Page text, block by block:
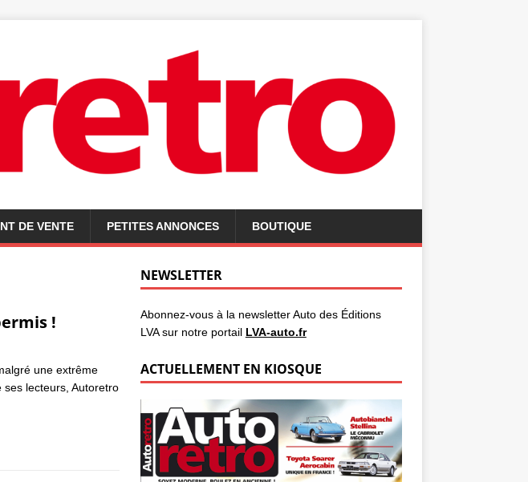
DE VENTE PETITES ANNONCES BOUTIQUE
!
une extrême
ses lecteurs, Autoretro
NEWSLETTER
Abonnez-vous à la newsletter Auto des Éditions
LVA sur notre portail LVA-auto.fr
ACTUELLEMENT EN KIOSQUE